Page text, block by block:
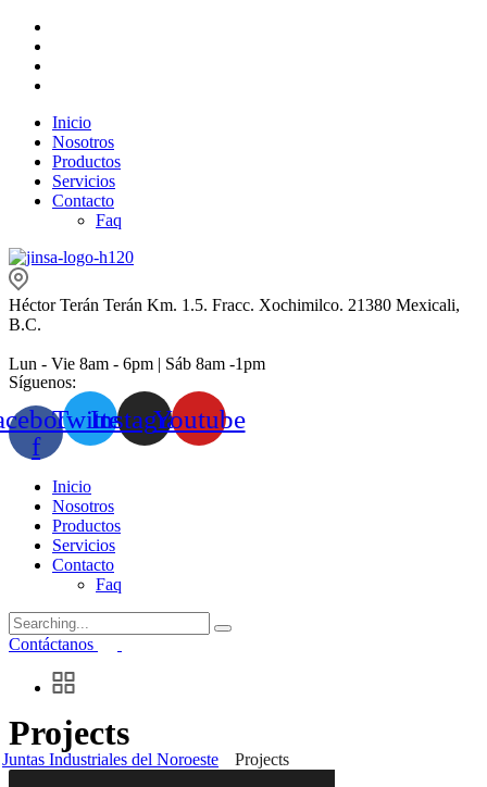
Inicio
Nosotros
Productos
Servicios
Contacto
Faq
Héctor Terán Terán Km. 1.5. Fracc. Xochimilco. 21380 Mexicali,
B.C.
Lun - Vie 8am - 6pm | Sáb 8am -1pm
Síguenos:
f
TwitterInstagramYoutube
Inicio
Nosotros
Productos
Servicios
Contacto
Faq
Search
for:
Contáctanos
Projects
Juntas Industriales del Noroeste Projects
01
Metal Industry
Construction
Food Factory
03
Robotics Industry
04
Oil & Gas Factory
05